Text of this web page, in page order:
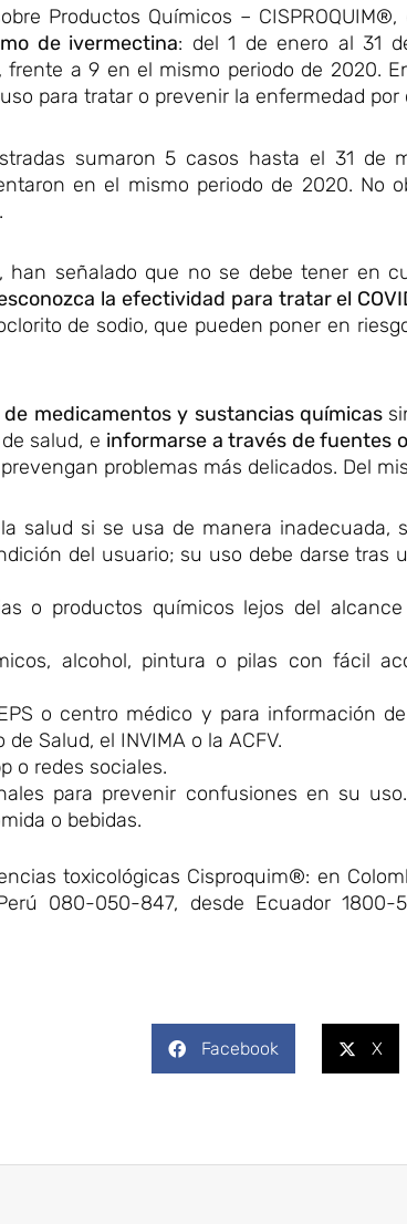
Productos Químicos –
de ivermectina: del 1 de enero al 31
a 9 en el mismo periodo de 2020.
para tratar o prevenir la enfermedad por
sumaron 5 casos hasta el 31 de
en el mismo periodo de 2020. No
señalado que no se debe tener en
la efectividad para tratar el
de sodio, que pueden poner en
medicamentos y sustancias químicas
salud, e informarse a través de fuentes
problemas más delicados. Del
salud si se usa de manera inadecuada,
del usuario; su uso debe darse tras
o productos químicos lejos del
alcohol, pintura o pilas con fácil
o centro médico y para información
Salud, el INVIMA o la ACFV.
o redes sociales.
para prevenir confusiones en su
o bebidas.
toxicológicas Cisproquim®: en
080-050-847, desde Ecuador
Facebook X